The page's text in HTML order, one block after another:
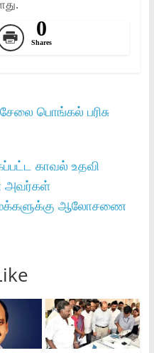
0
Shares
பொங்கல் பரிசு
காவல் உதவி
அவர்கள்
மக்களுக்கு ஆலோசணை